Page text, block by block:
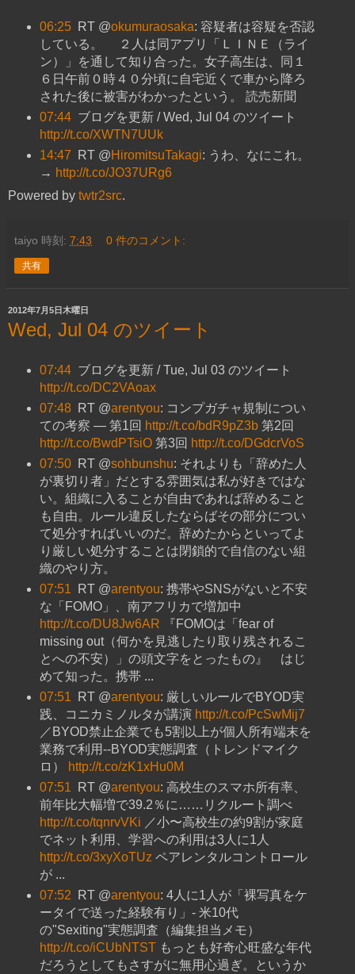
06:25 RT @okumuraosaka: 容疑者は容疑を否認
している。 ２人は同アプリ「ＬＩＮＥ（ライ
ン）」を通して知り合った。女子高生は、同１
６日午前０時４０分頃に自宅近くで車から降ろ
された後に被害がわかったという。 読売新聞
07:44 ブログを更新 / Wed, Jul 04 のツイート
http://t.co/XWTN7UUk
14:47
RT @HiromitsuTakagi: うわ、なにこれ。
→ http://t.co/JO37URg6
Powered by twtr2src.
taiyo 時刻: 7:43 0 件のコメント:
共有
2012年7月5日木曜日
Wed, Jul 04 のツイート
07:44 ブログを更新 / Tue, Jul 03 のツイート
http://t.co/DC2VAoax
07:48
RT @arentyou: コンプガチャ規制につい
ての考察 — 第1回 http://t.co/bdR9pZ3b第2回
http://t.co/BwdPTsiO第3回 http://t.co/DGdcrVoS
07:50
RT @sohbunshu: それよりも「辞めた人
が裏切り者」だとする雰囲気は私が好きではな
い。組織に入ることが自由であれば辞めること
も自由。ルール違反したならばその部分につい
て処分すればいいのだ。辞めたからといってよ
り厳しい処分することは閉鎖的で自信のない組
織のやり方。
07:51
RT @arentyou: 携帯やSNSがないと不安
な「FOMO」、南アフリカで増加中
http://t.co/DU8Jw6AR 『FOMOは「fear of
missing out（何かを見逃したり取り残されるこ
とへの不安）」の頭文字をとったもの』 はじ
めて知った。携帯 ...
07:51
RT @arentyou: 厳しいルールでBYOD実
践、コニカミノルタが講演 http://t.co/PcSwMij7
／BYOD禁止企業でも5割以上が個人所有端末を
業務で利用--BYOD実態調査（トレンドマイク
ロ）
http://t.co/zK1xHu0M
07:51
RT @arentyou: 高校生のスマホ所有率、
前年比大幅増で39.2％に……リクルート調べ
http://t.co/tqnrvVKi ／小〜高校生の約9割が家庭
でネット利用、学習への利用は3人に1人
http://t.co/3xyXoTUz ペアレンタルコントロール
が ...
07:52
RT @arentyou: 4人に1人が「裸写真をケ
ータイで送った経験有り」- 米10代
の"Sexiting"実態調査（編集担当メモ）
http://t.co/iCUbNTSTもっとも好奇心旺盛な年代
だろうとしてもさすがに無用心過ぎ。というか